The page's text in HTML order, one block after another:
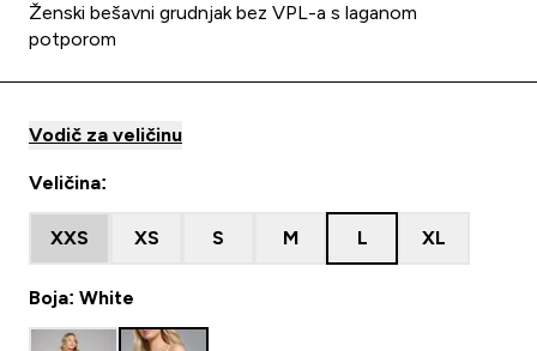
Ženski bešavni grudnjak bez VPL-a s laganom
potporom
Vodič za veličinu
Veličina:
XXS XS S M L XL
Boja: White